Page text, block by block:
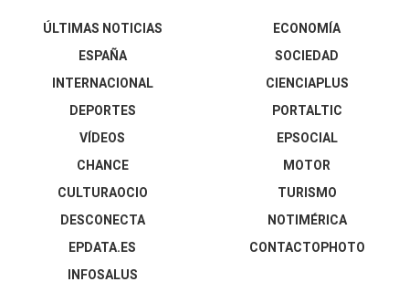
ÚLTIMAS NOTICIAS
ESPAÑA
INTERNACIONAL
DEPORTES
VÍDEOS
ECONOMÍA
SOCIEDAD
CIENCIAPLUS
PORTALTIC
EPSOCIAL
CHANCE
CULTURAOCIO
DESCONECTA
EPDATA.ES
INFOSALUS
MOTOR
TURISMO
NOTIMÉRICA
CONTACTOPHOTO